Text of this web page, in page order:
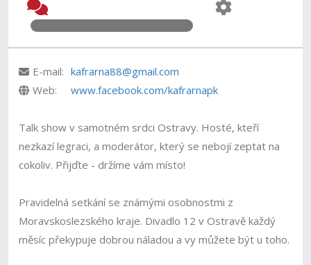
E-mail: kafrarna88@gmail.com
Web:
www.facebook.com/kafrarnapk
Talk show v samotném srdci Ostravy. Hosté, kteří
nezkazí legraci, a moderátor, který se nebojí zeptat na
cokoliv. Přijďte - držíme vám místo!
Pravidelná setkání se známými osobnostmi z
Moravskoslezského kraje. Divadlo 12 v Ostravě každý
měsíc překypuje dobrou náladou a vy můžete být u toho.